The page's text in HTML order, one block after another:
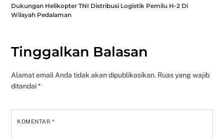
Dukungan Helikopter TNI Distribusi Logistik Pemilu H-2 Di
Wilayah Pedalaman
Tinggalkan Balasan
Alamat email Anda tidak akan dipublikasikan. Ruas yang wajib
ditandai*
KOMENTAR*